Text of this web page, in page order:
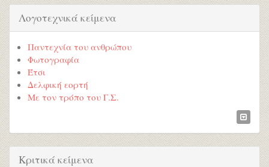
Λογοτεχνικά κείμενα
Παντεχνία του ανθρώπου
Φωτογραφία
Έτσι
Δελφική εορτή
Με τον τρόπο του Γ.Σ.
Κριτικά κείμενα